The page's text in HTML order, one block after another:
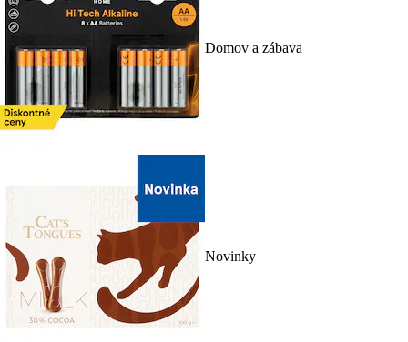
Domov a zábava
Novinky